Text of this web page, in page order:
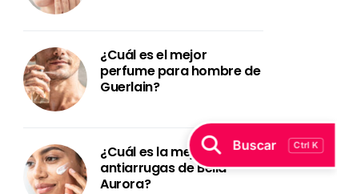
¿Cuál es el mejor
perfume para hombre de
Guerlain?
¿Cuál es la mejor crema
antiarrugas de Bella
Aurora?
Buscar Ctrl K